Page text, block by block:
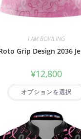
I AM BOWLING
Grip Design 2036
¥12,800
オプションを選択